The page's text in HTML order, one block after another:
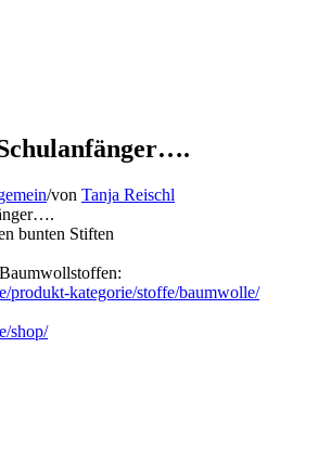
/von Tanja Reischl
bunten Stiften
produkt-kategorie/stoffe/baumwolle/
shop/